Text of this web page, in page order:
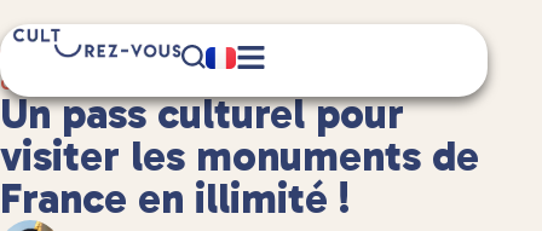
Culture
4 minute(s) de lecture
Un pass culturel pour
visiter les monuments de
France en illimité !